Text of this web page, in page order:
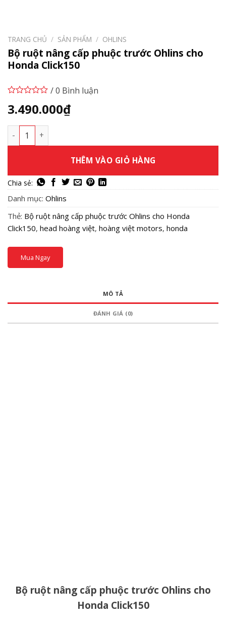
TRANG CHỦ / SẢN PHẨM / OHLINS
Bộ ruột nâng cấp phuộc trước Ohlins cho
Honda Click150
/ 0 Bình luận
3.490.000₫
Bộ ruột nâng cấp phuộc trước Ohlins cho Honda Click150
THÊM VÀO GIỎ HÀNG
Danh mục: Ohlins
Thẻ: Bộ ruột nâng cấp phuộc trước Ohlins cho Honda
Click150, head hoàng việt, hoàng việt motors, honda
Mua Ngay
MÔ TẢ
ĐÁNH GIÁ (0)
Bộ ruột nâng cấp phuộc trước Ohlins cho
Honda Click150